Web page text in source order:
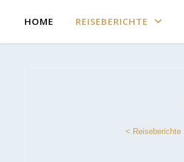
HOME REISEBERICHTE
< Reiseberichte